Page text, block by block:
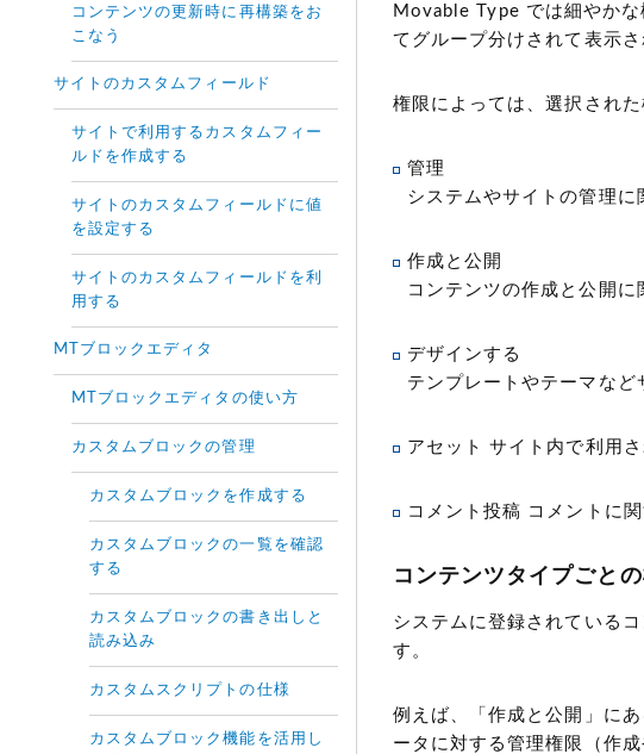
Movable Type では細やかな
てグループ分けされて表示
権限によっては、選択され
管理
システムやサイトの管理に
作成と公開
コンテンツの作成と公開に
デザインする
テンプレートやテーマなど
アセット サイト内で利用
コメント投稿 コメントに
コンテンツタイプごと
システムに登録されている
す。
例えば、「作成と公開」に
ータに対する管理権限（作
コンテンツの更新時に再構築をお
こなう
サイトのカスタムフィールド
サイトで利用するカスタムフィー
ルドを作成する
サイトのカスタムフィールドに値
を設定する
サイトのカスタムフィールドを利
用する
MTブロックエディタ
MTブロックエディタの使い方
カスタムブロックの管理
カスタムブロックを作成する
カスタムブロックの一覧を確認
する
カスタムブロックの書き出しと
読み込み
カスタムスクリプトの仕様
カスタムブロック機能を活用し